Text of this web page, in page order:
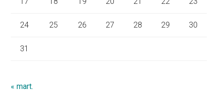
24 25 26 27 28 29 30
31
« mart.